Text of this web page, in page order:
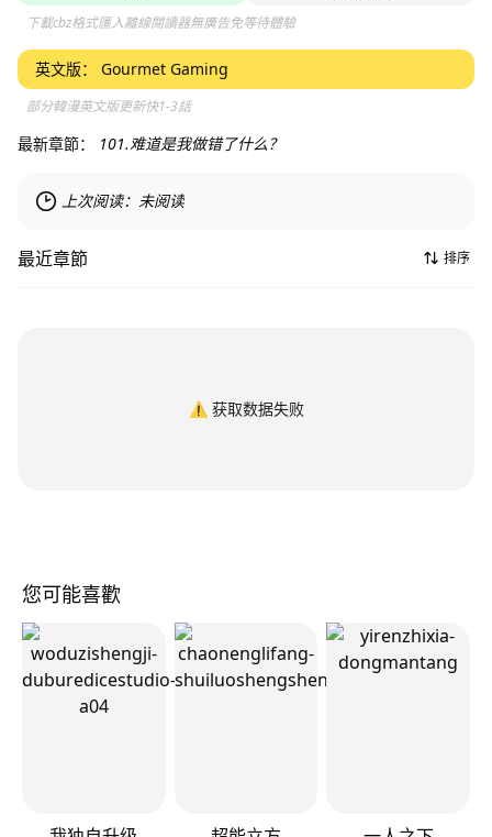
下載cbz格式匯入離線閱讀器無廣告免等待體驗
英文版： Gourmet Gaming
部分韓漫英文版更新快1-3話
最新章節： 101.难道是我做错了什么？
上次阅读： 未阅读
最近章節 排序
⚠️ 获取数据失败
您可能喜歡